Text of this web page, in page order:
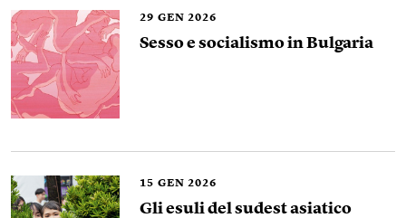
29 GEN 2026
Sesso e socialismo in Bulgaria
15 GEN 2026
Gli esuli del sudest asiatico